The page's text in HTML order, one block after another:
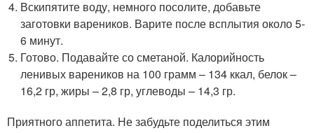
Вскипятите воду, немного посолите, добавьте
заготовки вареников. Варите после всплытия около 5-
6 минут.
Готово. Подавайте со сметаной. Калорийность
ленивых вареников на 100 грамм – 134 ккал, белок –
16,2 гр, жиры – 2,8 гр, углеводы – 14,3 гр.
Приятного аппетита. Не забудьте поделиться этим